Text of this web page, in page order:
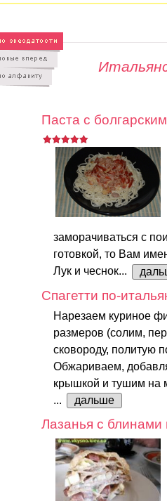
Паста с
заморачиваться с
готовкой, то Вам
Лук и чеснок...
Спагетти по-
Нарезаем куриное
размеров (солим,
сковороду, политую
Обжариваем,
крышкой и тушим на
...
дальше
Лазанья с блинами